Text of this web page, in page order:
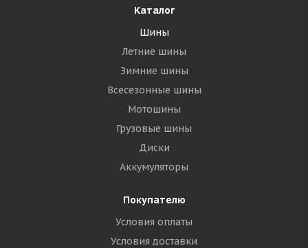
Каталог
Шины
Летние шины
Зимние шины
Всесезонные шины
Мотошины
Грузовые шины
Диски
Аккумуляторы
Покупателю
Условия оплаты
Условия доставки